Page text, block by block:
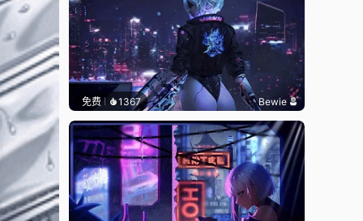
免费 1367 Bewie